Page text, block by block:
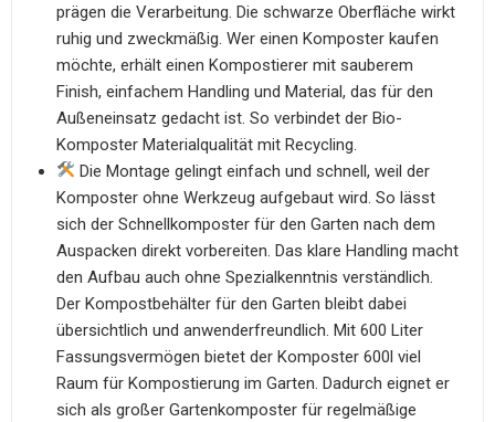
prägen die Verarbeitung. Die schwarze Oberfläche wirkt
ruhig und zweckmäßig. Wer einen Komposter kaufen
möchte, erhält einen Kompostierer mit sauberem
Finish, einfachem Handling und Material, das für den
Außeneinsatz gedacht ist. So verbindet der Bio-
Komposter Materialqualität mit Recycling.
Die Montage gelingt einfach und schnell, weil der
Komposter ohne Werkzeug aufgebaut wird. So lässt
sich der Schnellkomposter für den Garten nach dem
Auspacken direkt vorbereiten. Das klare Handling macht
den Aufbau auch ohne Spezialkenntnis verständlich.
Der Kompostbehälter für den Garten bleibt dabei
übersichtlich und anwenderfreundlich. Mit 600 Liter
Fassungsvermögen bietet der Komposter 600l viel
Raum für Kompostierung im Garten. Dadurch eignet er
sich als großer Gartenkomposter für regelmäßige